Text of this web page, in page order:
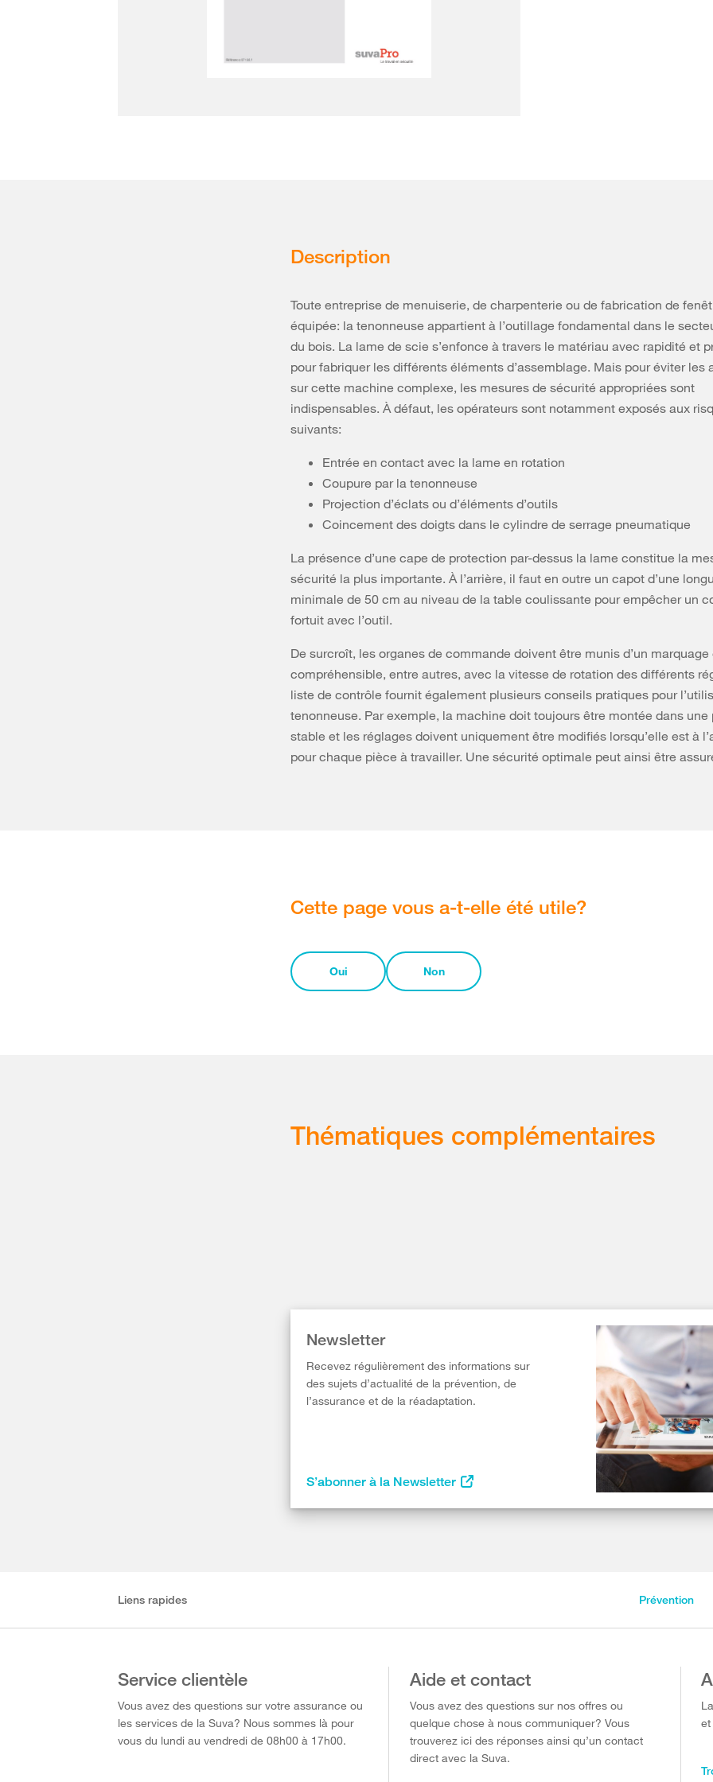
Description
Toute entreprise de menuiserie, de charpenterie ou de fabrication de
équipée: la tenonneuse appartient à l’outillage fondamental dans le
du bois. La lame de scie s’enfonce à travers le matériau avec rapidité et
pour fabriquer les différents éléments d’assemblage. Mais pour éviter les
sur cette machine complexe, les mesures de sécurité appropriées sont
indispensables. À défaut, les opérateurs sont notamment exposés aux
suivants:
Entrée en contact avec la lame en rotation
Coupure par la tenonneuse
Projection d’éclats ou d’éléments d’outils
Coincement des doigts dans le cylindre de serrage pneumatique
La présence d’une cape de protection par-dessus la lame constitue la
sécurité la plus importante. À l’arrière, il faut en outre un capot d’une
minimale de 50 cm au niveau de la table coulissante pour empêcher un
fortuit avec l’outil.
De surcroît, les organes de commande doivent être munis d’un
compréhensible, entre autres, avec la vitesse de rotation des différents
liste de contrôle fournit également plusieurs conseils pratiques pour
tenonneuse. Par exemple, la machine doit toujours être montée dans une
stable et les réglages doivent uniquement être modifiés lorsqu’elle est à
pour chaque pièce à travailler. Une sécurité optimale peut ainsi être
Cette page vous a-t-elle été utile?
Oui Non
Thématiques complémentaires
Newsletter
Recevez régulièrement des informations sur
des sujets d’actualité de la prévention, de
l’assurance et de la réadaptation.
S’abonner à la Newsletter
Liens rapides Prévention
Service clientèle
Vous avez des questions sur votre assurance ou
les services de la Suva? Nous sommes là pour
vous du lundi au vendredi de 08h00 à 17h00.
Aide et contact
Vous avez des questions sur nos offres ou
quelque chose à nous communiquer? Vous
trouverez ici des réponses ainsi qu’un contact
direct avec la Suva.
et